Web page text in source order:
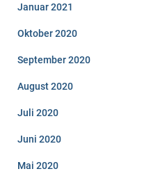
Januar 2021
Oktober 2020
September 2020
August 2020
Juli 2020
Juni 2020
Mai 2020